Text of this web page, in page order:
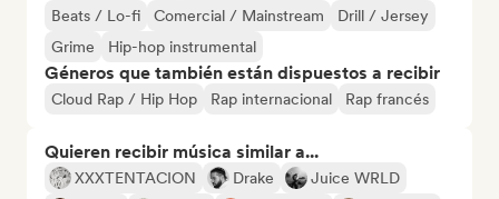
Beats / Lo-fi Comercial / Mainstream
Drill / Jersey
Grime
Hip-hop instrumental
Géneros que también están dispuestos a recibir
Cloud Rap / Hip Hop Rap internacional Rap francés
Quieren recibir música similar a...
XXXTENTACION Drake
Juice WRLD